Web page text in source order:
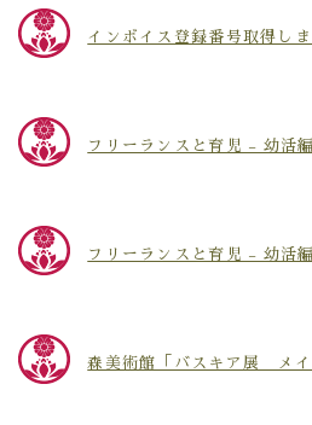
インボイス登録番号取得し
フリーランスと育児 – 幼活
フリーランスと育児 – 幼活
森美術館「バスキア展 メイ